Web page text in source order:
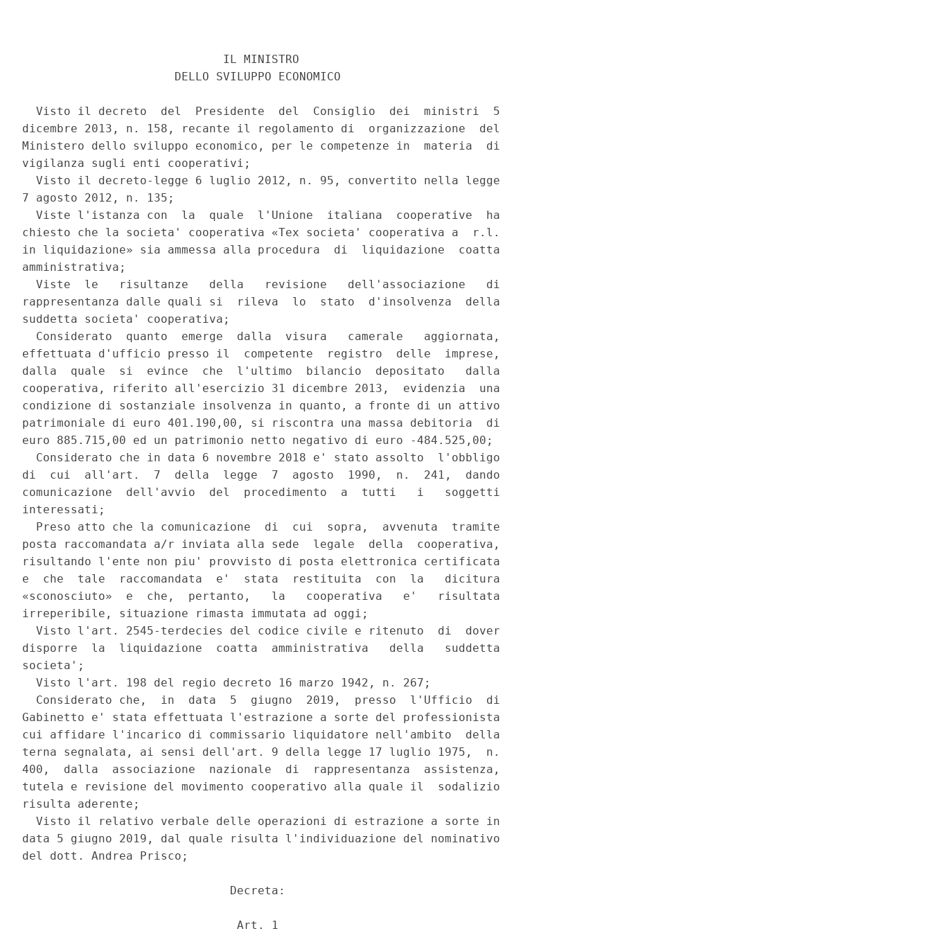
                             IL MINISTRO
                      DELLO SVILUPPO ECONOMICO
  Visto il decreto  del  Presidente  del  Consiglio  dei  ministri  5
dicembre 2013, n. 158, recante il regolamento di  organizzazione  del
Ministero dello sviluppo economico, per le competenze in  materia  di
vigilanza sugli enti cooperativi;
  Visto il decreto-legge 6 luglio 2012, n. 95, convertito nella legge
7 agosto 2012, n. 135;
  Viste l'istanza con  la  quale  l'Unione  italiana  cooperative  ha
chiesto che la societa' cooperativa «Tex societa' cooperativa a  r.l.
in liquidazione» sia ammessa alla procedura  di  liquidazione  coatta
amministrativa;
  Viste  le   risultanze   della   revisione   dell'associazione   di
rappresentanza dalle quali si  rileva  lo  stato  d'insolvenza  della
suddetta societa' cooperativa;
  Considerato  quanto  emerge  dalla  visura   camerale   aggiornata,
effettuata d'ufficio presso il  competente  registro  delle  imprese,
dalla  quale  si  evince  che  l'ultimo  bilancio  depositato   dalla
cooperativa, riferito all'esercizio 31 dicembre 2013,  evidenzia  una
condizione di sostanziale insolvenza in quanto, a fronte di un attivo
patrimoniale di euro 401.190,00, si riscontra una massa debitoria  di
euro 885.715,00 ed un patrimonio netto negativo di euro -484.525,00;
  Considerato che in data 6 novembre 2018 e' stato assolto  l'obbligo
di  cui  all'art.  7  della  legge  7  agosto  1990,  n.  241,  dando
comunicazione  dell'avvio  del  procedimento  a  tutti   i   soggetti
interessati;
  Preso atto che la comunicazione  di  cui  sopra,  avvenuta  tramite
posta raccomandata a/r inviata alla sede  legale  della  cooperativa,
risultando l'ente non piu' provvisto di posta elettronica certificata
e  che  tale  raccomandata  e'  stata  restituita  con  la   dicitura
«sconosciuto»  e  che,  pertanto,   la   cooperativa   e'   risultata
irreperibile, situazione rimasta immutata ad oggi;
  Visto l'art. 2545-terdecies del codice civile e ritenuto  di  dover
disporre  la  liquidazione  coatta  amministrativa   della   suddetta
societa';
  Visto l'art. 198 del regio decreto 16 marzo 1942, n. 267;
  Considerato che,  in  data  5  giugno  2019,  presso  l'Ufficio  di
Gabinetto e' stata effettuata l'estrazione a sorte del professionista
cui affidare l'incarico di commissario liquidatore nell'ambito  della
terna segnalata, ai sensi dell'art. 9 della legge 17 luglio 1975,  n.
400,  dalla  associazione  nazionale  di  rappresentanza  assistenza,
tutela e revisione del movimento cooperativo alla quale il  sodalizio
risulta aderente;
  Visto il relativo verbale delle operazioni di estrazione a sorte in
data 5 giugno 2019, dal quale risulta l'individuazione del nominativo
del dott. Andrea Prisco;
                              Decreta:
                               Art. 1